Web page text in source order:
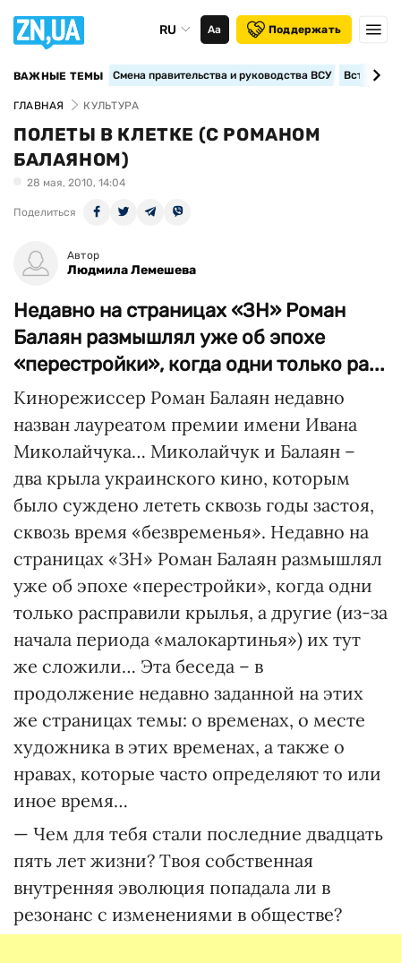
RU Аа Поддержать
ВАЖНЫЕ ТЕМЫ Смена правительства и руководства ВСУ
ГЛАВНАЯ КУЛЬТУРА
ПОЛЕТЫ В КЛЕТКЕ (С РОМАНОМ
БАЛАЯНОМ)
28 мая, 2010, 14:04
Поделиться
Автор
Людмила Лемешева
Недавно на страницах «ЗН» Роман
Балаян размышлял уже об эпохе
«перестройки», когда одни только ра...
Кинорежиссер Роман Балаян недавно
назван лауреатом премии имени Ивана
Миколайчука… Миколайчук и Балаян –
два крыла украинского кино, которым
было суждено лететь сквозь годы застоя,
сквозь время «безвременья». Недавно на
страницах «ЗН» Роман Балаян размышлял
уже об эпохе «перестройки», когда одни
только расправили крылья, а другие (из-за
начала периода «малокартинья») их тут
же сложили… Эта беседа – в
продолжение недавно заданной на этих
же страницах темы: о временах, о месте
художника в этих временах, а также о
нравах, которые часто определяют то или
иное время…
— Чем для тебя стали последние двадцать
пять лет жизни? Твоя собственная
внутренняя эволюция попадала ли в
резонанс с изменениями в обществе?